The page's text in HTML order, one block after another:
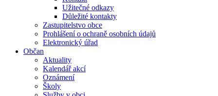
Užitečné odkazy
Důležité kontakty
Zastupitelstvo obce
Prohlášení o ochraně osobních údajů
Elektronický úřad
Občan
Aktuality
Kalendář akcí
Oznámení
Školy